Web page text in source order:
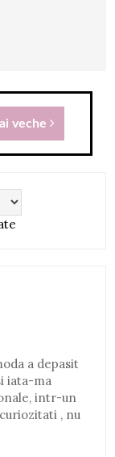
veche
a depasit
iata-ma
intr-un
, nu